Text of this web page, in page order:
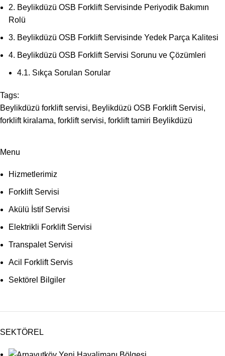
2. Beylikdüzü OSB Forklift Servisinde Periyodik Bakımın
Rolü
3. Beylikdüzü OSB Forklift Servisinde Yedek Parça Kalitesi
4. Beylikdüzü OSB Forklift Servisi Sorunu ve Çözümleri
4.1. Sıkça Sorulan Sorular
Tags:
Beylikdüzü forklift servisi, Beylikdüzü OSB Forklift Servisi,
forklift kiralama, forklift servisi, forklift tamiri Beylikdüzü
Menu
Hizmetlerimiz
Forklift Servisi
Akülü İstif Servisi
Elektrikli Forklift Servisi
Transpalet Servisi
Acil Forklift Servis
Sektörel Bilgiler
SEKTÖREL